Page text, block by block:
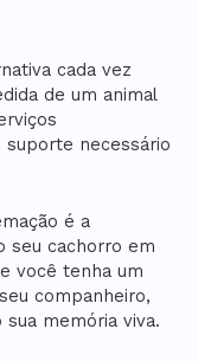
cada vez
de um animal
necessário
é a
seu cachorro em
você tenha um
companheiro,
memória viva.